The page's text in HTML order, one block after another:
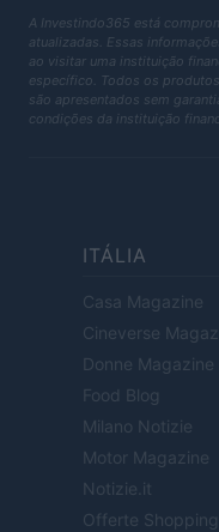
A Investindo365 está
atualizadas. Essas
ao visitar uma instituição
específico. Todos os
são apresentados sem
condições da instituição
ITÁLIA
Casa Magazine
Cineverse
Donne Magazine
Food Blog
Milano Notizie
Motor Magazine
Notizie.it
Offerte Shopping